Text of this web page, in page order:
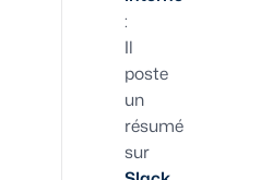
:
Il
poste
un
résumé
sur